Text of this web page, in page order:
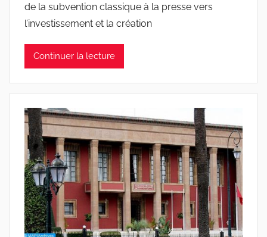
de la subvention classique à la presse vers
l’investissement et la création
Continuer la lecture